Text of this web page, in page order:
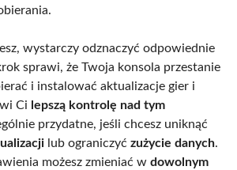
wystarczy odznaczyć odpowiednie
sprawi, że Twoja konsola przestanie
i instalować aktualizacje gier i
Ci lepszą kontrolę nad tym
przydatne, jeśli chcesz uniknąć
lub ograniczyć zużycie danych.
możesz zmieniać w dowolnym